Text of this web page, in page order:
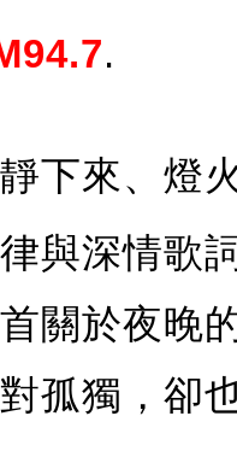
.
下來、燈
與深情歌
關於夜晚
孤獨，卻